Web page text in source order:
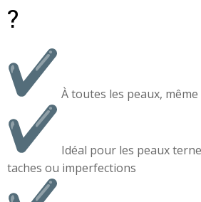
?
À toutes les peaux,
Idéal pour les peaux
taches ou imperfections